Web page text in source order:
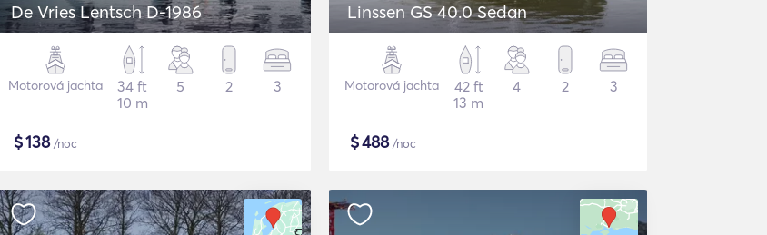
De Vries Lentsch D-1986
Motorová jachta
34 ft
10 m
5 2 3
$138/noc
Linssen GS 40.0 Sedan
Motorová jachta
42 ft
13 m
4 2 3
$488/noc